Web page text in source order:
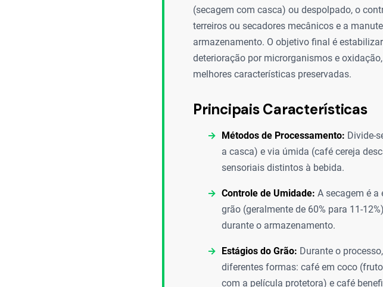
(secagem com casca) ou despolpado, o
terreiros ou secadores mecânicos e a
armazenamento. O objetivo final é
deterioração por microrganismos e
melhores características preservadas.
Principais Características
Métodos de Processamento: Divide-
a casca) e via úmida (café cereja
sensoriais distintos à bebida.
Controle de Umidade: A secagem é
grão (geralmente de 60% para 11-
durante o armazenamento.
Estágios do Grão: Durante o
diferentes formas: café em coco
com a película protetora) e café